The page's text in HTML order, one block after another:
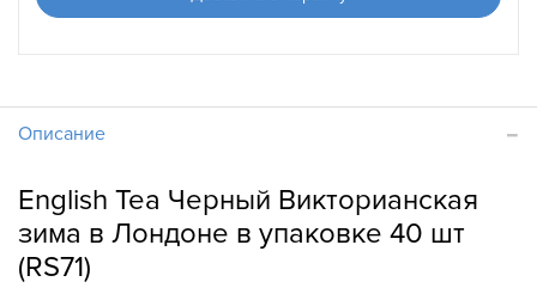
Описание
English Tea Черный Викторианская
зима в Лондоне в упаковке 40 шт
(RS71)